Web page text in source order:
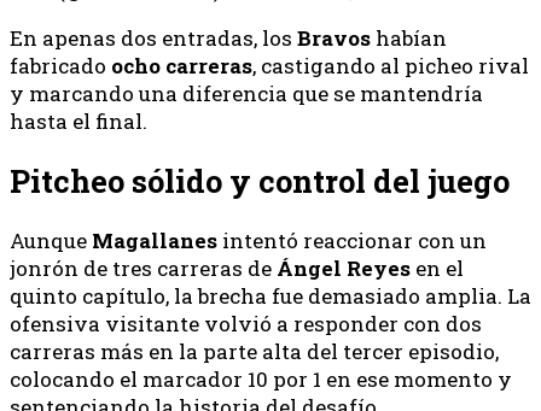
En apenas dos entradas, los Bravos habían
fabricado ocho carreras, castigando al picheo rival
y marcando una diferencia que se mantendría
hasta el final.
Pitcheo sólido y control del juego
Aunque Magallanes intentó reaccionar con un
jonrón de tres carreras de Ángel Reyes en el
quinto capítulo, la brecha fue demasiado amplia. La
ofensiva visitante volvió a responder con dos
carreras más en la parte alta del tercer episodio,
colocando el marcador 10 por 1 en ese momento y